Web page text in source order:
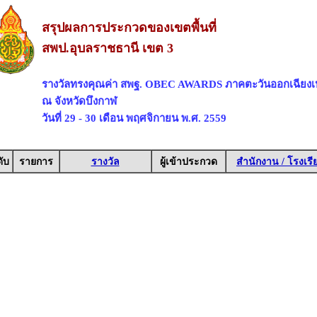
สรุปผลการประกวดของเขตพื้นที่
สพป.อุบลราชธานี เขต 3
รางวัลทรงคุณค่า สพฐ. OBEC AWARDS ภาคตะวันออกเฉียง
ณ จังหวัดบึงกาฬ
วันที่ 29 - 30 เดือน พฤศจิกายน พ.ศ. 2559
บ รายการ รางวัล ผู้เข้าประกวด สำนักงาน / โรงเรี